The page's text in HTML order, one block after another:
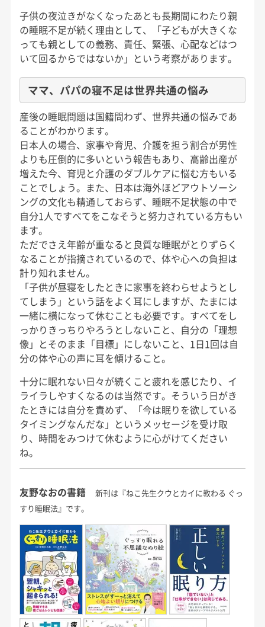
子供の夜泣きがなくなったあとも長期間にわたり親
の睡眠不足が続く理由として、「子どもが大きくな
っても親としての義務、責任、緊張、心配などはつ
いて回るからではないか」という考察があります。
ママ、パパの寝不足は世界共通の悩み
産後の睡眠問題は国籍問わず、世界共通の悩みであ
ることがわかります。
日本人の場合、家事や育児、介護を担う割合が男性
よりも圧倒的に多いという報告もあり、高齢出産が
増えた今、育児と介護のダブルケアに悩む方もいる
ことでしょう。また、日本は海外ほどアウトソーシ
ングの文化も精通しておらず、睡眠不足状態の中で
自分1人ですべてをこなそうと努力されている方もい
ます。
ただでさえ年齢が重なると良質な睡眠がとりずらく
なることが指摘されているので、体や心への負担は
計り知れません。
「子供が昼寝をしたときに家事を終わらせようとし
てしまう」という話をよく耳にしますが、たまには
一緒に横になって休むことも必要です。すべてをし
っかりきっちりやろうとしないこと、自分の「理想
像」とそのまま「目標」にしないこと、1日1回は自
分の体や心の声に耳を傾けること。
十分に眠れない日々が続くこと疲れを感じたり、イ
ライラしやすくなるのは当然です。そういう日がき
たときには自分を責めず、「今は眠りを欲している
タイミングなんだな」というメッセージを受け取
り、時間をみつけて休むように心がけてください
ね。
友野なおの書籍
新刊は『ねこ先生クウとカイに教わる ぐっ
すり睡眠法』です。